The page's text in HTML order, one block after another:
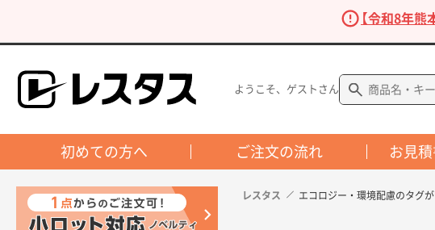
【令和8年
ようこそ、ゲストさん
初めての方へ ご注文の流れ お見
レスタス エコロジー・環境配慮のタグ